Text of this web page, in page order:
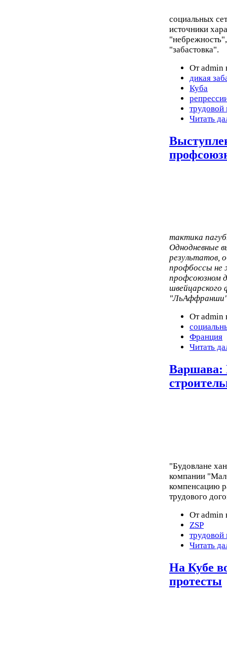
социальных
источники
"забастовка".
От admin
дикая
Куба
трудовой
Читать
тактика
Однодневные
результатов,
профбоссы не
профсоюзном
швейцарского
От admin
Франция
Читать
Варшава:
"Будовлане
компании
компенсацию
трудового
От admin
ZSP
трудовой
Читать
На Кубе
протесты